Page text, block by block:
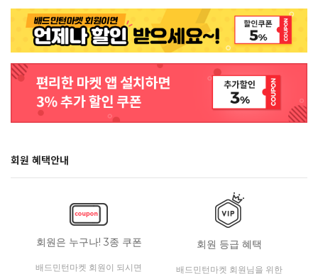
회원 혜택안내
회원은 누구나! 3종 쿠폰
배드민턴마켓 회원이 되시면
회원 등급 혜택
배드민턴마켓 회원님을 위한